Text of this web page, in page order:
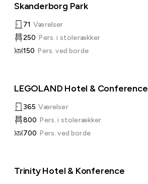
Skanderborg Park
71 Værelser
250 Pers. i stolerækker
150 Pers. ved borde
LEGOLAND Hotel & Conference
365 Værelser
800 Pers. i stolerækker
700 Pers. ved borde
Trinity Hotel & Konference